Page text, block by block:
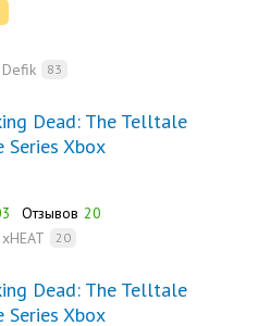
Defik 83
Dead: The Telltale
Series Xbox
Отзывов 20
xHEAT 20
Dead: The Telltale
Series Xbox